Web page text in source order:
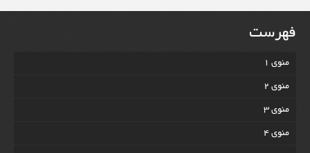
فهرست
منوی 1
منوی 2
منوی 3
منوی 4